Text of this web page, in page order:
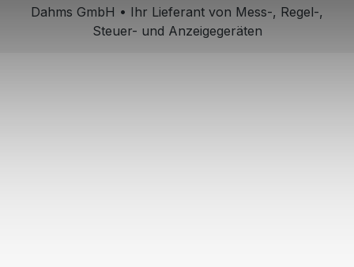
Dahms GmbH • Ihr Lieferant von Mess-, Regel-,
Steuer- und Anzeigegeräten